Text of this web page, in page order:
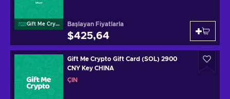
Gift Me Crypto Başlayan Fiyatlarla
$425,64
Gift Me Crypto Gift Card (SOL) 2900
CNY Key CHINA
ÇIN